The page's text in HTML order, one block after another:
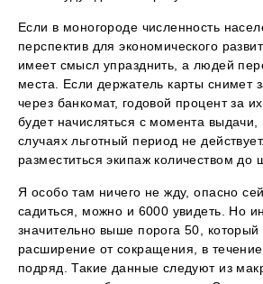
Если в моногороде численность
перспектив для экономического
имеет смысл упразднить, а людей
места. Если держатель карты снимет
через банкомат, годовой процент за
будет начисляться с момента
случаях льготный период не
разместиться экипаж количеством до
Я особо там ничего не жду, опасно
садиться, можно и 6000 увидеть. Но
значительно выше порога 50, который
расширение от сокращения, в
подряд. Такие данные следуют из